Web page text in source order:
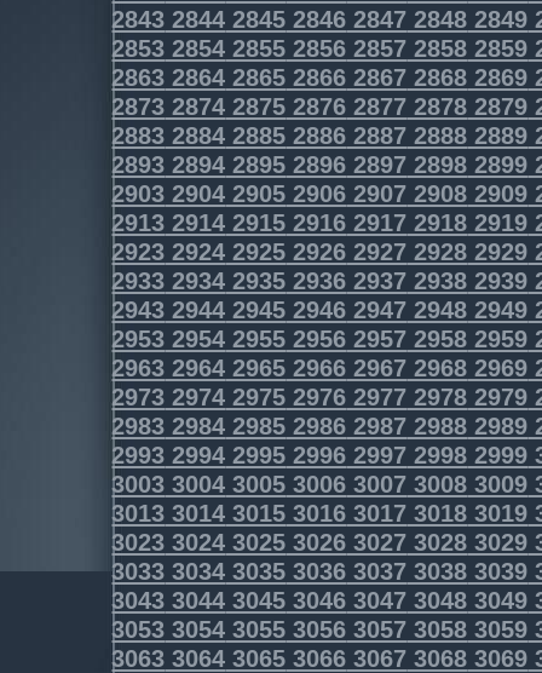
2843 2844 2845 2846 2847 2848 2849
2853 2854 2855 2856 2857 2858 2859
2863 2864 2865 2866 2867 2868 2869
2873 2874 2875 2876 2877 2878 2879
2883 2884 2885 2886 2887 2888 2889
2893 2894 2895 2896 2897 2898 2899
2903 2904 2905 2906 2907 2908 2909
2913 2914 2915 2916 2917 2918 2919
2923 2924 2925 2926 2927 2928 2929
2933 2934 2935 2936 2937 2938 2939
2943 2944 2945 2946 2947 2948 2949
2953 2954 2955 2956 2957 2958 2959
2963 2964 2965 2966 2967 2968 2969
2973 2974 2975 2976 2977 2978 2979
2983 2984 2985 2986 2987 2988 2989
2993 2994 2995 2996 2997 2998 2999
3003 3004 3005 3006 3007 3008 3009
3013 3014 3015 3016 3017 3018 3019
3023 3024 3025 3026 3027 3028 3029
3033 3034 3035 3036 3037 3038 3039
3043 3044 3045 3046 3047 3048 3049
3053 3054 3055 3056 3057 3058 3059
3063 3064 3065 3066 3067 3068 3069